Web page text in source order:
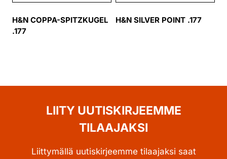
H&N COPPA-SPITZKUGEL
.177
H&N SILVER POINT .177
LIITY UUTISKIRJEEMME
TILAAJAKSI
Liittymällä uutiskirjeemme tilaajaksi saat